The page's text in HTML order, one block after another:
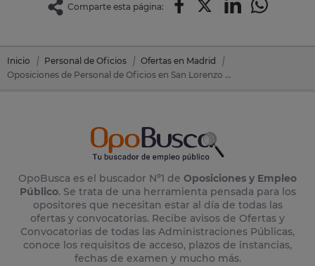
Comparte esta página:
Inicio Personal de Oficios
Ofertas en Madrid
Oposiciones de Personal de Oficios en San Lorenzo De El Escorial (Madrid)
OpoBusca es el buscador Nº1 de Oposiciones y Empleo
Público. Se trata de una herramienta pensada para los
opositores que necesitan estar al día de todas las
ofertas y convocatorias. Recibe avisos de Ofertas y
Convocatorias de todas las Administraciones Públicas,
conoce los requisitos de acceso, plazos de instancias,
fechas de examen y mucho más.